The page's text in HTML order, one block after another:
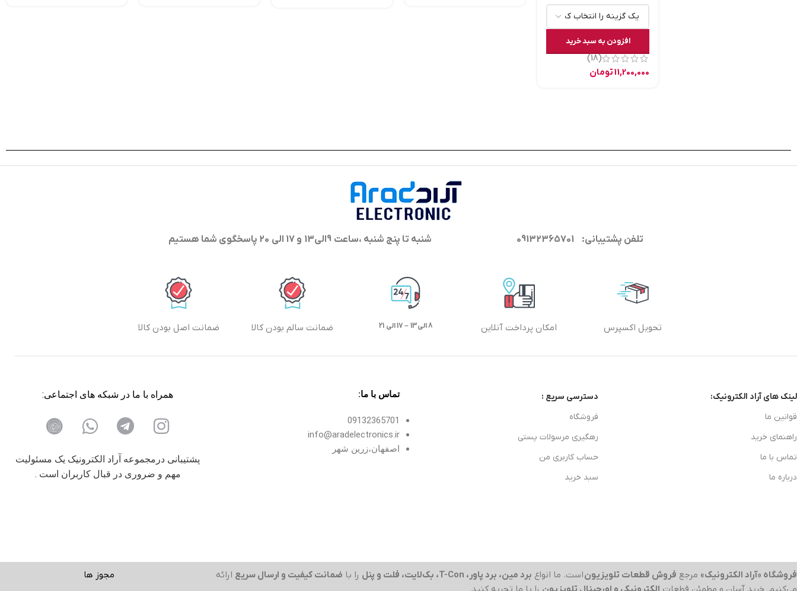
افزودن به سبد خرید
(18)
11,200,000تومان
تلفن پشتیبانی: 09132365701 شنبه تا پنج شنبه ،ساعت 9الی13 و 17 الی 20 پاسخگوی شما هستیم
تحویل اکسپرس امکان پرداخت آنلاین 8 الی13 – 17 الی 21 ضمانت سالم بودن کالا ضمانت اصل بودن کالا
لینک های آراد الکترونیک:
قوانین ما
راهنمای خرید
تماس با ما
درباره ما
دسترسی سریع :
فروشگاه
رهگیری مرسولات پستی
حساب کاربری من
سبد خرید
تماس با ما:
09132365701
info@aradelectronics.ir
اصفهان،زرین شهر
همراه با ما در شبکه های اجتماعی:
پشتیبانی درمجموعه آراد الکترونیک یک مسئولیت
مهم و ضروری در قبال کاربران است .
فروشگاه «آراد الکترونیک» مرجع فروش قطعات تلویزیوناست. ما انواع برد مین، برد پاور، T-Con، بک‌لایت، فلت و پنل را با ضمانت کیفیت و ارسال سریع ارائه
مجوز ها